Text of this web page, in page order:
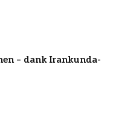
– dank Irankunda-